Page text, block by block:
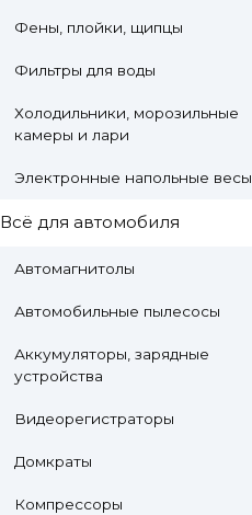
Фены, плойки, щипцы
Фильтры для воды
Холодильники, морозильные
камеры и лари
Электронные напольные весы
Всё для автомобиля
Автомагнитолы
Автомобильные пылесосы
Аккумуляторы, зарядные
устройства
Видеорегистраторы
Домкраты
Компрессоры